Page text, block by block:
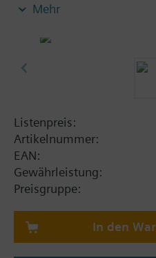
Einlegemuttern und 2
Zusatzinformation
Rohrseitig mit
Mehr
Listenpreis:
Artikelnummer:
EAN:
Gewährleistung:
Preisgruppe:
In den